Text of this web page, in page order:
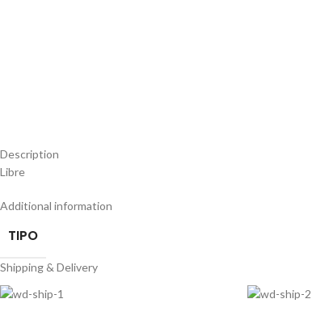
Description
Libre
Additional information
TIPO
Shipping & Delivery